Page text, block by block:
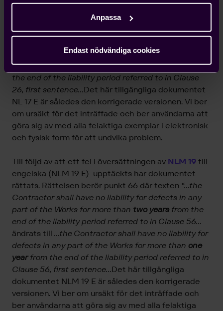
Anpassa
Endast nödvändiga cookies
rättats. Rättelsen berör punkt 36 där texten“…the
Seller shall have no liability for defects in any part of
the Works for more thantwo yearsfrom the end of
…the Seller shall have no liability for defects in
any part of the Works for more thanone yearfrom
the end of the liability period referred to in Clause
26, first sentence…Det här tillgängliga dokumentet
NL 17 E är således den korrigerade versionen. Vi ber
om ursäkt för det inträffade och ber användarna att
göra sig av med alla felaktiga exemplar i elektronisk
och fysisk form för att undvika problem.
Till följd av att ett fel i översättningen av NLM 19till
engelska (NLM 19 E) upptäckts har dokumentet
rättats. Rättelsen berör punkt 66 där texten “…the
Contractor shall have no liability for defects in any
part of the Works for more than two years from the
end of the liability period referred to in Clause 56…
ändrats till …the Contractor shall have no liability for
defects in any part of the Works for more than one
yearfrom the end of the liability period referred to in
Clause 56, first sentence…Det här tillgängliga
dokumentet NLM 19 E är således den korrigerade
versionen. Vi ber om ursäkt för det inträffade och
ber användarna att göra sig av med alla felaktiga